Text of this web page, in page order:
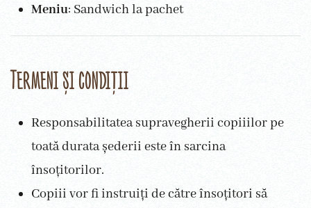
Meniu: Sandwich la pachet
Termeni și condiții
Responsabilitatea supravegherii copiiilor pe
toată durata șederii este în sarcina
însoțitorilor.
Copiii vor fi instruiți de către însoțitori să